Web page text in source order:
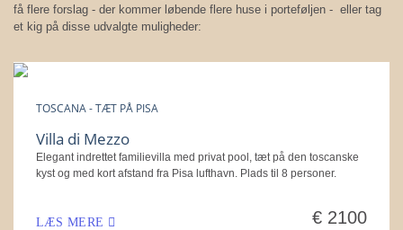
få flere forslag - der kommer løbende flere huse i porteføljen - eller tag
et kig på disse udvalgte muligheder:
TOSCANA - TÆT PÅ PISA
Villa di Mezzo
Elegant indrettet familievilla med privat pool, tæt på den toscanske
kyst og med kort afstand fra Pisa lufthavn. Plads til 8 personer.
LÆS MERE € 2100